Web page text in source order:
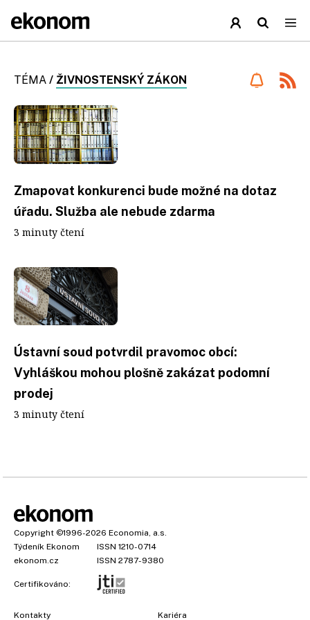
TÉMA / ŽIVNOSTENSKÝ ZÁKON
Zmapovat konkurenci bude možné na dotaz
úřadu. Služba ale nebude zdarma
3 minuty čtení
Ústavní soud potvrdil pravomoc obcí:
Vyhláškou mohou plošně zakázat podomní
prodej
3 minuty čtení
Copyright ©1996-2026 Economia, a.s.
Týdeník Ekonom
ISSN 1210-0714
ekonom.cz
ISSN 2787-9380
Certifikováno:
Kontakty Kariéra